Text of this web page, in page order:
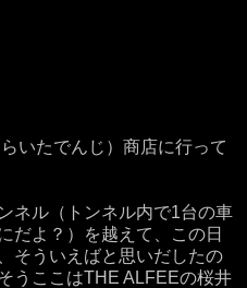
いたでんじ）商店に行って
ネル（トンネル内で1台の車
だよ？）を越えて、この日
そういえばと思いだしたの
うここはTHE ALFEEの桜井